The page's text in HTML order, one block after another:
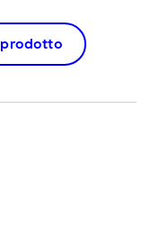
prodotto